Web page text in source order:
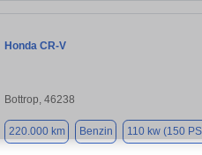
Honda CR-V
Bottrop, 46238
220.000 km Benzin 110 kw (150